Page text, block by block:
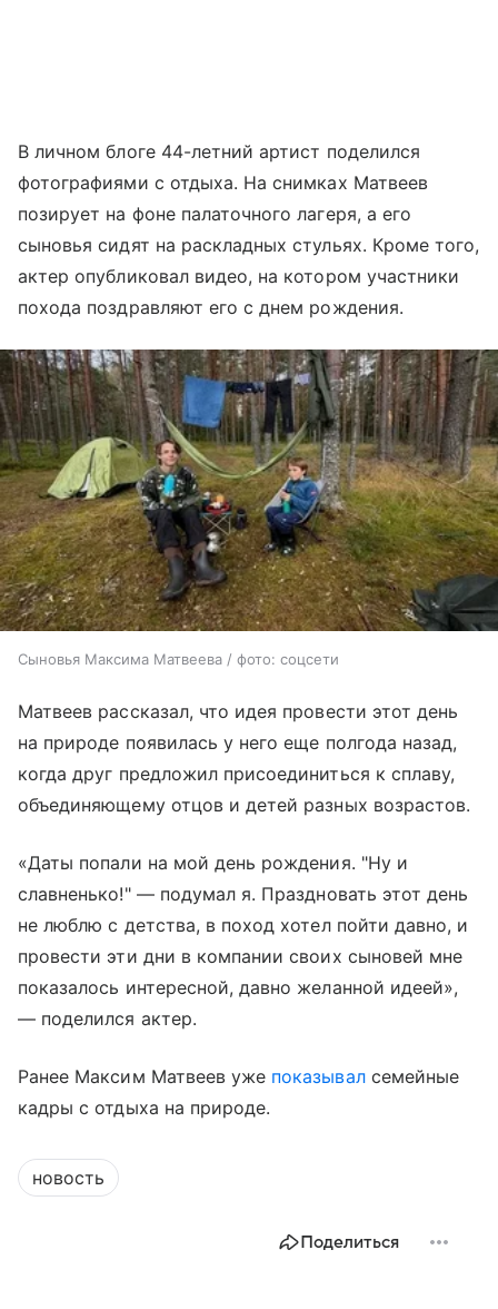
В личном блоге 44-летний артист поделился
фотографиями с отдыха. На снимках Матвеев
позирует на фоне палаточного лагеря, а его
сыновья сидят на раскладных стульях. Кроме того,
актер опубликовал видео, на котором участники
похода поздравляют его с днем рождения.
Сыновья Максима Матвеева / фото: соцсети
Матвеев рассказал, что идея провести этот день
на природе появилась у него еще полгода назад,
когда друг предложил присоединиться к сплаву,
объединяющему отцов и детей разных возрастов.
«Даты попали на мой день рождения. "Ну и
славненько!" — подумал я. Праздновать этот день
не люблю с детства, в поход хотел пойти давно, и
провести эти дни в компании своих сыновей мне
показалось интересной, давно желанной идеей»,
— поделился актер.
Ранее Максим Матвеев уже показывалсемейные
кадры с отдыха на природе.
новость
Поделиться